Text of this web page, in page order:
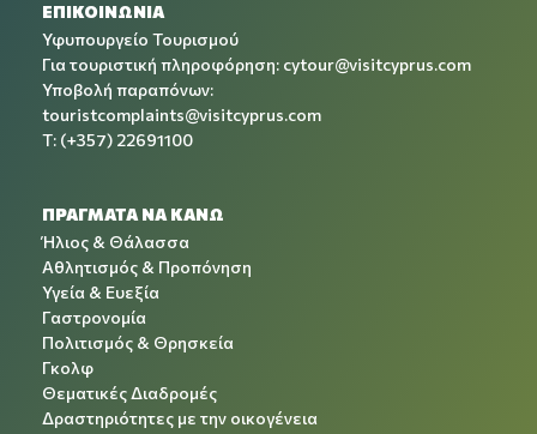
ΕΠΙΚΟΙΝΩΝΙΑ
Υφυπουργείο Τουρισμού
Για τουριστική πληροφόρηση: cytour@visitcyprus.com
Υποβολή παραπόνων:
touristcomplaints@visitcyprus.com
T: (+357) 22691100
ΠΡΑΓΜΑΤΑ ΝΑ ΚΑΝΩ
Ήλιος & Θάλασσα
Αθλητισμός & Προπόνηση
Υγεία & Ευεξία
Γαστρονομία
Πολιτισμός & Θρησκεία
Γκολφ
Θεματικές Διαδρομές
Δραστηριότητες με την οικογένεια